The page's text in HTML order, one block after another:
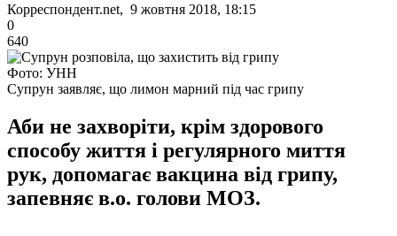
Корреспондент.net, 9 жовтня 2018, 18:15
0
640
Фото: УНН
Супрун заявляє, що лимон марний під час грипу
Аби не захворіти, крім здорового
способу життя і регулярного миття
рук, допомагає вакцина від грипу,
запевняє в.о. голови МОЗ.